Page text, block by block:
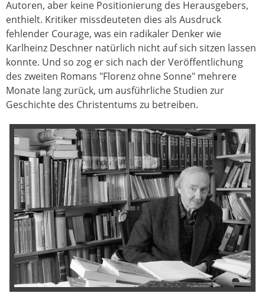
Autoren, aber keine Positionierung des Herausgebers,
enthielt. Kritiker missdeuteten dies als Ausdruck
fehlender Courage, was ein radikaler Denker wie
Karlheinz Deschner natürlich nicht auf sich sitzen lassen
konnte. Und so zog er sich nach der Veröffentlichung
des zweiten Romans "Florenz ohne Sonne" mehrere
Monate lang zurück, um ausführliche Studien zur
Geschichte des Christentums zu betreiben.